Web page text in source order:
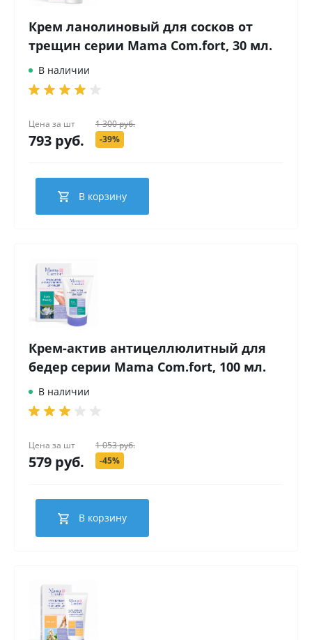
Крем ланолиновый для сосков от
трещин серии Mama Com.fort, 30 мл.
В наличии
Цена за шт
793 руб.
1 300 руб.
-39%
В корзину
Крем-актив антицеллюлитный для
бедер серии Mama Com.fort, 100 мл.
В наличии
Цена за шт
579 руб.
1 053 руб.
-45%
В корзину